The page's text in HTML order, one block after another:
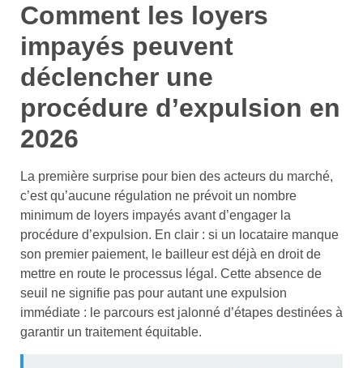
Comment les loyers
impayés peuvent
déclencher une
procédure d’expulsion en
2026
La première surprise pour bien des acteurs du marché,
c’est qu’aucune régulation ne prévoit un nombre
minimum de loyers impayés avant d’engager la
procédure d’expulsion. En clair : si un locataire manque
son premier paiement, le bailleur est déjà en droit de
mettre en route le processus légal. Cette absence de
seuil ne signifie pas pour autant une expulsion
immédiate : le parcours est jalonné d’étapes destinées à
garantir un traitement équitable.